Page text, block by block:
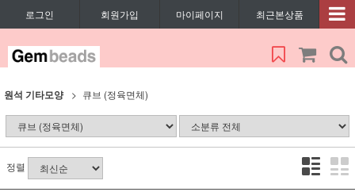
로그인 회원가입 마이페이지 최근본상품
원석 기타모양 큐브 (정육면체)
정렬